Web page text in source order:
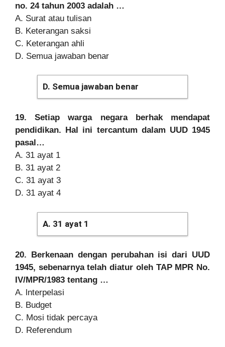
no. 24 tahun 2003 adalah …
A. Surat atau tulisan
B. Keterangan saksi
C. Keterangan ahli
D. Semua jawaban benar
D. Semua jawaban benar
19. Setiap warga negara berhak mendapat
pendidikan. Hal ini tercantum dalam UUD 1945
pasal…
A. 31 ayat 1
B. 31 ayat 2
C. 31 ayat 3
D. 31 ayat 4
A. 31 ayat 1
20. Berkenaan dengan perubahan isi dari UUD
1945, sebenarnya telah diatur oleh TAP MPR No.
IV/MPR/1983 tentang …
A. lnterpelasi
B. Budget
C. Mosi tidak percaya
D. Referendum